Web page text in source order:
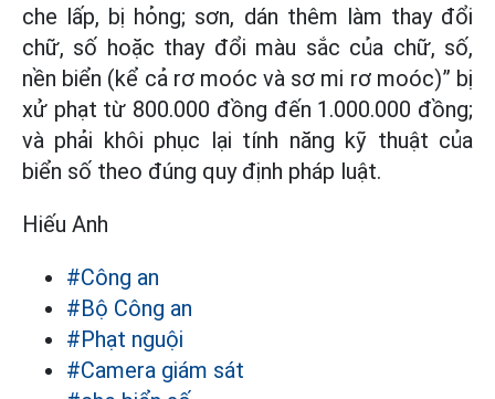
che lấp, bị hỏng; sơn, dán thêm làm thay đổi
chữ, số hoặc thay đổi màu sắc của chữ, số,
nền biển (kể cả rơ moóc và sơ mi rơ moóc)” bị
xử phạt từ 800.000 đồng đến 1.000.000 đồng;
và phải khôi phục lại tính năng kỹ thuật của
biển số theo đúng quy định pháp luật.
Hiếu Anh
#Công an
#Bộ Công an
#Phạt nguội
#Camera giám sát